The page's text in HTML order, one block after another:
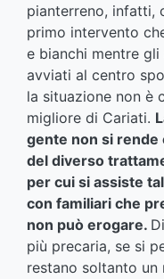
pianterreno, infatti,
primo intervento
e bianchi mentre
avviati al centro
la situazione non è
migliore di Cariati.
gente non si rende
del diverso
per cui si assiste
con familiari che
non può erogare.
più precaria, se si
restano soltanto un